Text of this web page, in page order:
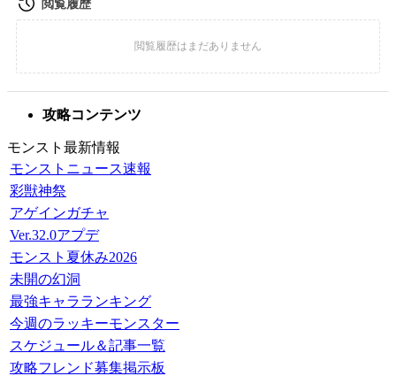
攻略コンテンツ
モンスト最新情報
モンストニュース速報
彩獣神祭
アゲインガチャ
Ver.32.0アプデ
モンスト夏休み2026
未開の幻洞
最強キャラランキング
今週のラッキーモンスター
スケジュール＆記事一覧
攻略フレンド募集掲示板